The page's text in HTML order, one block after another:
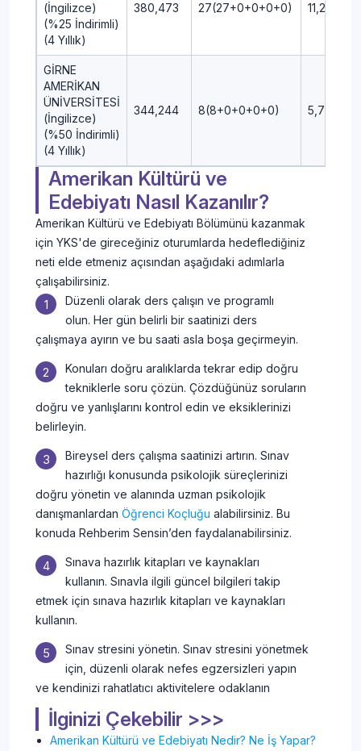
(İngilizce)
(%25 İndirimli)
(4 Yıllık)
380,473 27(27+0+0+0+0) 11,25
GİRNE
AMERİKAN
ÜNİVERSİTESİ
(İngilizce)
(%50 İndirimli)
(4 Yıllık)
344,244 8(8+0+0+0+0) 5,75
Amerikan Kültürü ve
Edebiyatı Nasıl Kazanılır?
Amerikan Kültürü ve Edebiyatı Bölümünü kazanmak
için YKS'de gireceğiniz oturumlarda hedeflediğiniz
neti elde etmeniz açısından aşağıdaki adımlarla
çalışabilirsiniz.
Düzenli olarak ders çalışın ve programlı
olun. Her gün belirli bir saatinizi ders
çalışmaya ayırın ve bu saati asla boşa geçirmeyin.
Konuları doğru aralıklarda tekrar edip doğru
tekniklerle soru çözün. Çözdüğünüz soruların
doğru ve yanlışlarını kontrol edin ve eksiklerinizi
belirleyin.
Bireysel ders çalışma saatinizi artırın. Sınav
hazırlığı konusunda psikolojik süreçlerinizi
doğru yönetin ve alanında uzman psikolojik
danışmanlardan Öğrenci Koçluğu alabilirsiniz. Bu
konuda Rehberim Sensin’den faydalanabilirsiniz.
Sınava hazırlık kitapları ve kaynakları
kullanın. Sınavla ilgili güncel bilgileri takip
etmek için sınava hazırlık kitapları ve kaynakları
kullanın.
Sınav stresini yönetin. Sınav stresini yönetmek
için, düzenli olarak nefes egzersizleri yapın
ve kendinizi rahatlatıcı aktivitelere odaklanın
İlginizi Çekebilir >>>
Amerikan Kültürü ve Edebiyatı Nedir? Ne İş Yapar?